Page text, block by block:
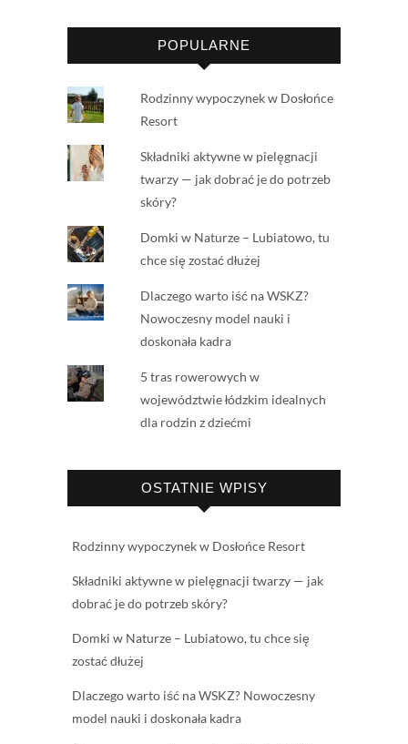
POPULARNE
Rodzinny wypoczynek w Dosłońce
Resort
Składniki aktywne w pielęgnacji
twarzy — jak dobrać je do potrzeb
skóry?
Domki w Naturze – Lubiatowo, tu
chce się zostać dłużej
Dlaczego warto iść na WSKZ?
Nowoczesny model nauki i
doskonała kadra
5 tras rowerowych w
województwie łódzkim idealnych
dla rodzin z dziećmi
OSTATNIE WPISY
Rodzinny wypoczynek w Dosłońce Resort
Składniki aktywne w pielęgnacji twarzy — jak
dobrać je do potrzeb skóry?
Domki w Naturze – Lubiatowo, tu chce się
zostać dłużej
Dlaczego warto iść na WSKZ? Nowoczesny
model nauki i doskonała kadra